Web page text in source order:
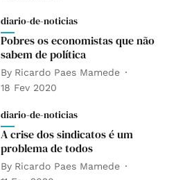
diario-de-noticias
Pobres os economistas que não
sabem de política
By Ricardo Paes Mamede
18 Fev 2020
diario-de-noticias
A crise dos sindicatos é um
problema de todos
By Ricardo Paes Mamede